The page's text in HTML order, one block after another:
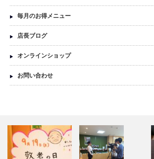
毎月のお得メニュー
店長ブログ
オンラインショップ
お問い合わせ